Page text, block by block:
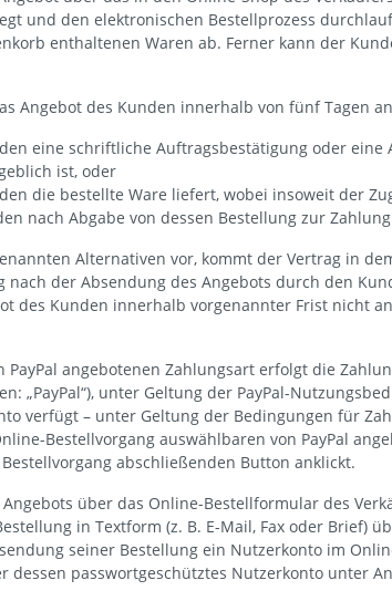
und den elektronischen Bestellprozess
enthaltenen Waren ab. Ferner kann der
Angebot des Kunden innerhalb von fünf Tagen
eine schriftliche Auftragsbestätigung oder
ist, oder
die bestellte Ware liefert, wobei insoweit der
nach Abgabe von dessen Bestellung zur
Alternativen vor, kommt der Vertrag in
nach der Absendung des Angebots durch den
des Kunden innerhalb vorgenannter Frist nicht
angebotenen Zahlungsart erfolgt die
„PayPal“), unter Geltung der PayPal-
verfügt – unter Geltung der Bedingungen für
Bestellvorgang auswählbaren von PayPal
abschließenden Button anklickt.
über das Online-Bestellformular des
in Textform (z. B. E-Mail, Fax oder
seiner Bestellung ein Nutzerkonto im
dessen passwortgeschütztes Nutzerkonto unter